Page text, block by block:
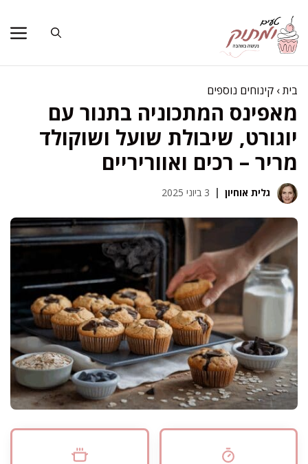
לתוכן
בית› קינוחים נוספים
מאפינס המתכוניה בתנור עם
יוגורט, שיבולת שועל ושוקולד
מריר – רכים ואווריריים
גלית אוחיון 3 ביוני 2025